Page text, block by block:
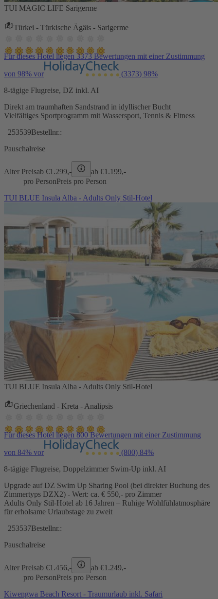
TUI MAGIC LIFE Sarigerme
Türkei - Türkische Ägäis - Sarigerme
Für dieses Hotel liegen 3373 Bewertungen mit einer Zustimmung
von 98% vor (3373) 98%
8-tägige Flugreise, DZ inkl. AI
Direkt am traumhaften Sandstrand in idyllischer Bucht
Vielfältiges Sportprogramm mit Wassersport, Tennis & Fitness
253539Bestellnr.:
Pauschalreise
Alter Preisab €1.299,- ab €1.199,-
pro PersonPreis pro Person
TUI BLUE Insula Alba - Adults Only Stil-Hotel
TUI BLUE Insula Alba - Adults Only Stil-Hotel
Griechenland - Kreta - Analipsis
Für dieses Hotel liegen 800 Bewertungen mit einer Zustimmung
von 84% vor (800) 84%
8-tägige Flugreise, Doppelzimmer Swim-Up inkl. AI
Upgrade auf DZ Swim Up Sharing Pool (bei direkter Buchung des
Zimmertyps DZX2) - Wert: ca. € 550,- pro Zimmer
Adults Only Stil-Hotel ab 16 Jahren – Ruhige Wohlfühlatmosphäre
für erholsame Urlaubstage zu zweit
253537Bestellnr.:
Pauschalreise
Alter Preisab €1.456,- ab €1.249,-
pro PersonPreis pro Person
Kiwengwa Beach Resort - Traumurlaub inkl. Safari